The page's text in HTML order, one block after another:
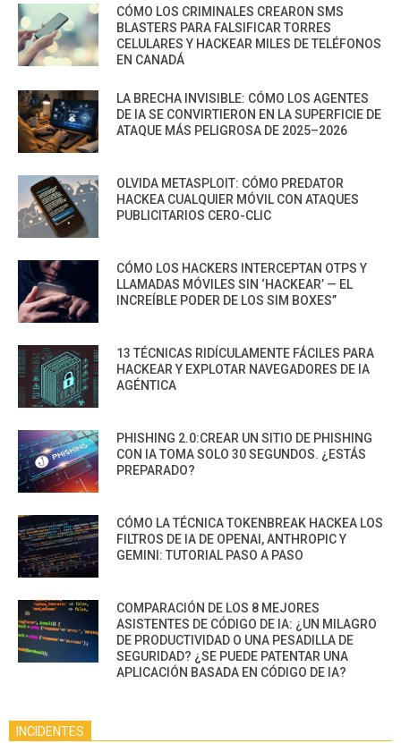
CÓMO LOS CRIMINALES CREARON SMS
BLASTERS PARA FALSIFICAR TORRES
CELULARES Y HACKEAR MILES DE TELÉFONOS
EN CANADÁ
LA BRECHA INVISIBLE: CÓMO LOS AGENTES
DE IA SE CONVIRTIERON EN LA SUPERFICIE DE
ATAQUE MÁS PELIGROSA DE 2025–2026
OLVIDA METASPLOIT: CÓMO PREDATOR
HACKEA CUALQUIER MÓVIL CON ATAQUES
PUBLICITARIOS CERO-CLIC
CÓMO LOS HACKERS INTERCEPTAN OTPS Y
LLAMADAS MÓVILES SIN ‘HACKEAR’ — EL
INCREÍBLE PODER DE LOS SIM BOXES”
13 TÉCNICAS RIDÍCULAMENTE FÁCILES PARA
HACKEAR Y EXPLOTAR NAVEGADORES DE IA
AGÉNTICA
PHISHING 2.0:CREAR UN SITIO DE PHISHING
CON IA TOMA SOLO 30 SEGUNDOS. ¿ESTÁS
PREPARADO?
CÓMO LA TÉCNICA TOKENBREAK HACKEA LOS
FILTROS DE IA DE OPENAI, ANTHROPIC Y
GEMINI: TUTORIAL PASO A PASO
COMPARACIÓN DE LOS 8 MEJORES
ASISTENTES DE CÓDIGO DE IA: ¿UN MILAGRO
DE PRODUCTIVIDAD O UNA PESADILLA DE
SEGURIDAD? ¿SE PUEDE PATENTAR UNA
APLICACIÓN BASADA EN CÓDIGO DE IA?
INCIDENTES